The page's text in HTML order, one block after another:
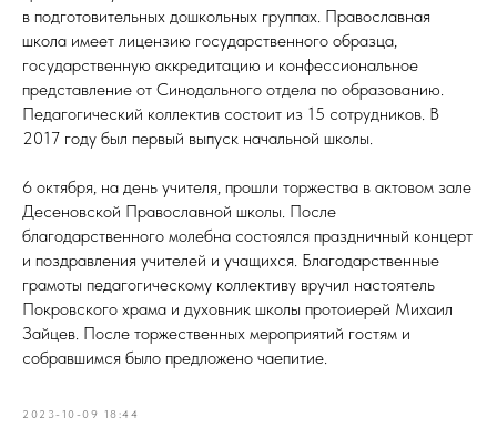
в подготовительных дошкольных группах. Православная
школа имеет лицензию государственного образца,
государственную аккредитацию и конфессиональное
представление от Синодального отдела по образованию.
Педагогический коллектив состоит из 15 сотрудников. В
2017 году был первый выпуск начальной школы.
6 октября, на день учителя, прошли торжества в актовом зале
Десеновской Православной школы. После
благодарственного молебна состоялся праздничный концерт
и поздравления учителей и учащихся. Благодарственные
грамоты педагогическому коллективу вручил настоятель
Покровского храма и духовник школы протоиерей Михаил
Зайцев. После торжественных мероприятий гостям и
собравшимся было предложено чаепитие.
2023-10-09 18:44